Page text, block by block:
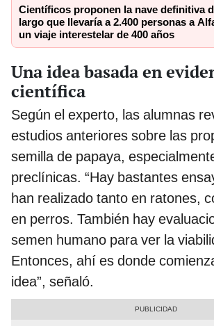
Científicos proponen la nave definitiva
largo que llevaría a 2.400 personas a
un viaje interestelar de 400 años
Una idea basada en
científica
Según el experto, las alumnas
estudios anteriores sobre las
semilla de papaya,
preclínicas. “Hay bastantes
han realizado tanto en ratones,
en perros. También hay
semen humano para ver la
Entonces, ahí es donde
idea”, señaló.